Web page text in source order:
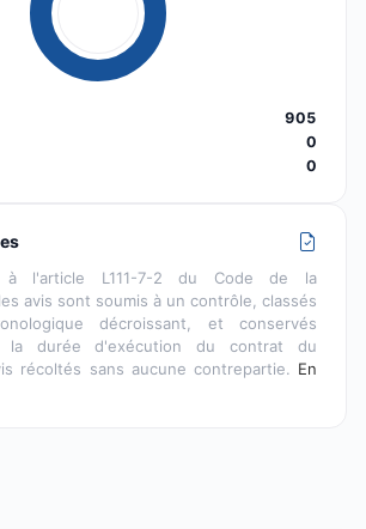
905
0
0
à l'article L111-7-2 du Code de la
avis sont soumis à un contrôle, classés
décroissant, et conservés
la durée d'exécution du contrat du
récoltés sans aucune contrepartie. En